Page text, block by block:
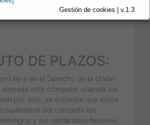
Gestión de cookies | v.1.3
DE PLAZOS:
Ley o en el Derecho de la Unión
exprese otro cómputo, cuando los
por días, se entiende que estos
del cómputo los
y los declarados festivos.